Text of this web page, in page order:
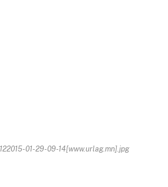
01-29-09-14[www.urlag.mn].jpg